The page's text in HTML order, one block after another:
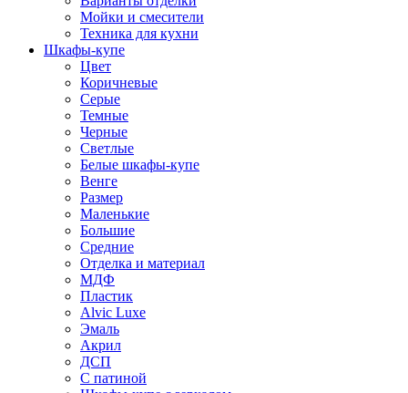
Мойки и смесители
Техника для кухни
Шкафы-купе
Цвет
Коричневые
Серые
Темные
Черные
Светлые
Белые шкафы-купе
Венге
Размер
Маленькие
Большие
Средние
Отделка и материал
МДФ
Пластик
Alvic Luxe
Эмаль
Акрил
ДСП
С патиной